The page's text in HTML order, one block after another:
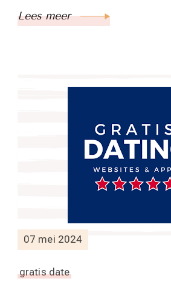
Lees meer
07 mei 2024
gratis date